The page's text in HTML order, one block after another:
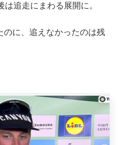
追走にまわる展開に。
のに、追えなかったのは残